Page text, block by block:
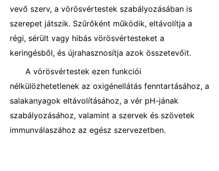
vevő szerv, a vörösvértestek szabályozásában is
szerepet játszik. Szűrőként működik, eltávolítja a
régi, sérült vagy hibás vörösvértesteket a
keringésből, és újrahasznosítja azok összetevőit.
A vörösvértestek ezen funkciói
nélkülözhetetlenek az oxigénellátás fenntartásához, a
salakanyagok eltávolításához, a vér pH-jának
szabályozásához, valamint a szervek és szövetek
immunválaszához az egész szervezetben.